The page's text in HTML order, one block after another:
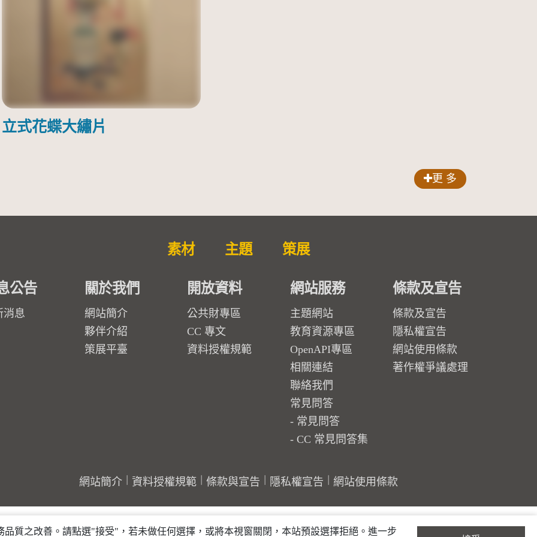
立式花蝶大繡片
更 多
素材 主題 策展
公告
消息
關於我們
網站簡介
夥伴介紹
策展平臺
開放資料
公共財專區
CC 專文
資料授權規範
網站服務
主題網站
教育資源專區
OpenAPI專區
相關連結
聯絡我們
常見問答
常見問答
CC 常見問答集
條款及宣告
條款及宣告
隱私權宣告
網站使用條款
著作權爭議處理
網站簡介 資料授權規範 條款與宣告 隱私權宣告 網站使用條款
質之改善。請點選"接受"，若未做任何選擇，或將本視窗關閉，本站預設選擇拒絕。進一步